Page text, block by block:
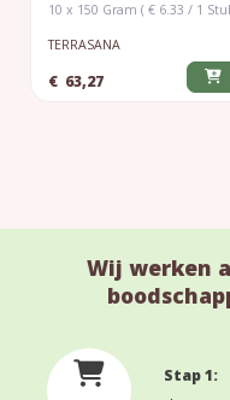
10 x 150 Gram ( € 6.33 / 1
TERRASANA
€ 63,27
Wij werken
Stap 1: